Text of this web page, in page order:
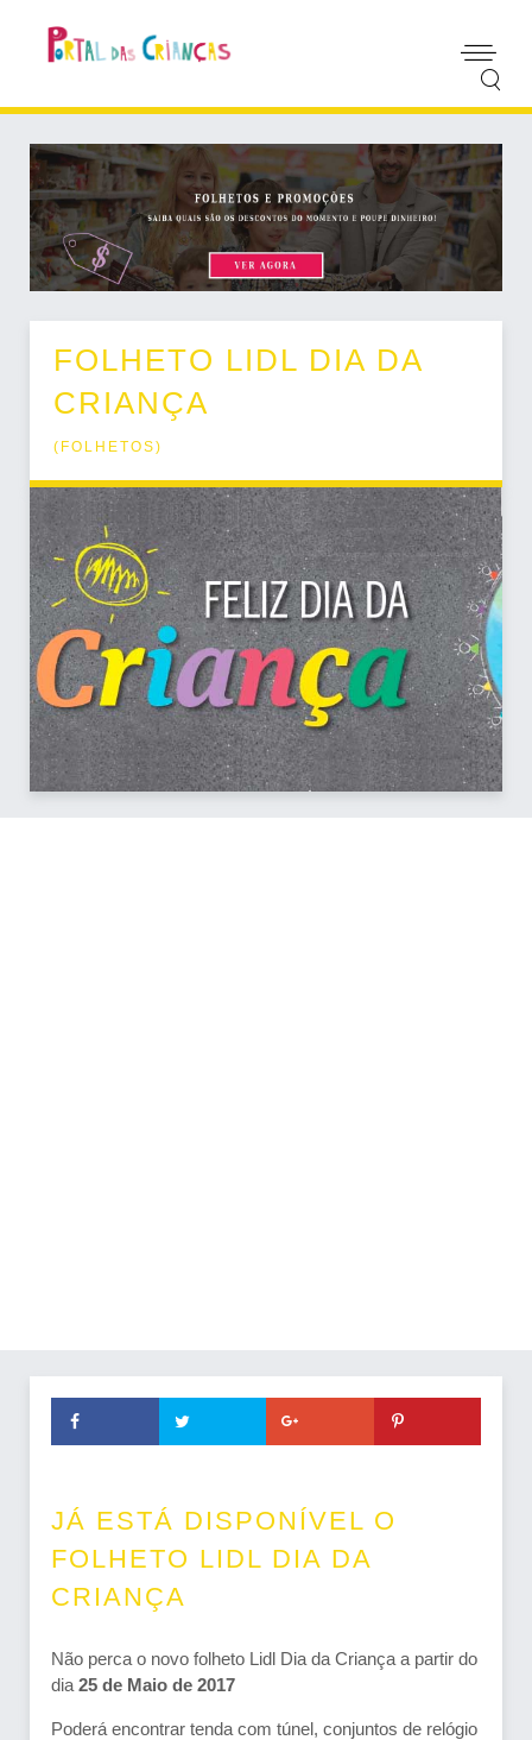
FOLHETO LIDL DIA DA
CRIANÇA
( FOLHETOS)
JÁ ESTÁ DISPONÍVEL O
FOLHETO LIDL DIA DA
CRIANÇA
Não perca o novo folheto Lidl Dia da Criança a partir do
dia 25 de Maio de 2017
Poderá encontrar tenda com túnel, conjuntos de relógio